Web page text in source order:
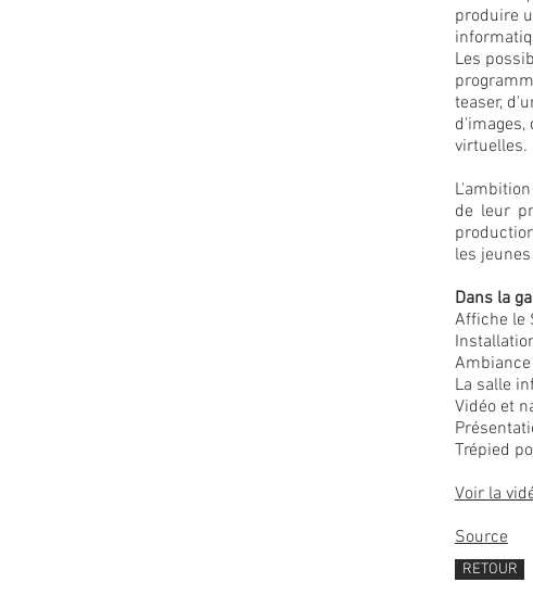
produire
Les
teaser,
d'images,
virtuelles.
de leur
les
Dans la
Affiche le
La salle
Vidéo et
Trépied
Voir la
Source
RETOUR